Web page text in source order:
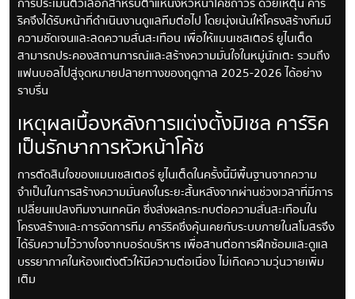
ริคจึงได้รับหน้าที่ดำเนินงานดูแลทีมต่อไป โดยมุ่งเน้นให้โครงสร้างทีมมี
ความชัดเจนและลดความสั่นสะเทือน เพื่อให้แมนเชสเตอร์ ยูไนเต็ด
สามารถประคองสถานการณ์และสร้างความมั่นใจในหมู่นักเตะ รวมถึง
แฟนบอลไปสู่จุดหมายปลายทางของฤดูกาล 2025-2026 ได้อย่าง
ราบรื่น
เหตุผลเบื้องหลังการแต่งตั้งมิเชล คาร์ริค
เป็นรักษาการหัวหน้าโค้ช
การตัดสินใจของแมนเชสเตอร์ ยูไนเต็ดในครั้งนี้มีพื้นฐานจากความ
จำเป็นในการสร้างความมั่นคงในระยะสั้นหลังจากผ่านช่วงเวลาที่มีการ
เปลี่ยนแปลงทีมงานเทคนิค ซึ่งส่งผลกระทบต่อความสั่นสะเทือนใน
โครงสร้างและการจัดการทีม คาร์ริคซึ่งคุ้นเคยกับระบบภายในสโมสรจึง
ได้รับความไว้วางใจจากบอร์ดบริหาร เพื่อสานต่อการฝึกซ้อมและดูแล
บรรยากาศในห้องแต่งตัวให้มีความต่อเนื่อง ไม่เกิดความวุ่นวายเพิ่ม
เติม